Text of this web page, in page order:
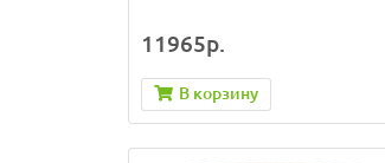
11965р.
В корзину